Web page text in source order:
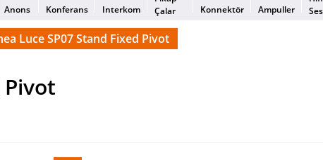
Anons Konferans Interkom
Çalar
Konnektör Ampuller
Ses
Luce SP07 Stand Fixed Pivot